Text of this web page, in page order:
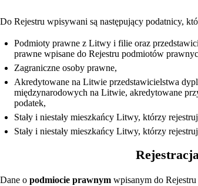
Do Rejestru wpisywani są następujący podatnicy,
Podmioty prawne z Litwy i filie oraz
prawne wpisane do Rejestru podmiotów
Zagraniczne osoby prawne,
Akredytowane na Litwie przedstawicielstwa
międzynarodowych na Litwie, akredytowane
podatek,
Stały i niestały mieszkańcy Litwy, którzy
Stały i niestały mieszkańcy Litwy, którzy
Dane o podmiocie prawnym wpisanym do